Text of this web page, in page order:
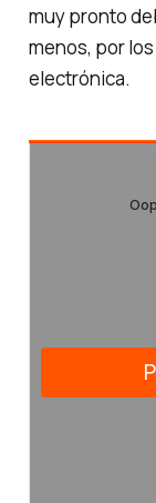
muy pronto
menos, por
electrónica.